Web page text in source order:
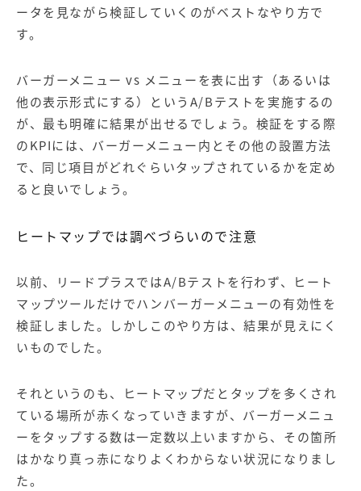
ータを見ながら検証していくのがベストなやり方で
す。
バーガーメニュー vs メニューを表に出す（あるいは
他の表示形式にする）という A/Bテストを実施するの
が、最も明確に結果が出せるでしょう。検証をする際
のKPIには、バーガーメニュー内とその他の設置方法
で、同じ項目がどれぐらいタップされているかを定め
ると良いでしょう。
ヒートマップでは調べづらいので注意
以前、リードプラスではA/Bテストを行わず、
ヒート
マップツールだけでハンバーガーメニューの有効性を
検証しました。しかしこのやり方は、結果が見えにく
いものでした。
それというのも、ヒートマップだとタップを多くされ
ている場所が赤くなっていきますが、バーガーメニュ
ーをタップする数は一定数以上いますから、その箇所
はかなり真っ赤になりよくわからない状況になりまし
た。